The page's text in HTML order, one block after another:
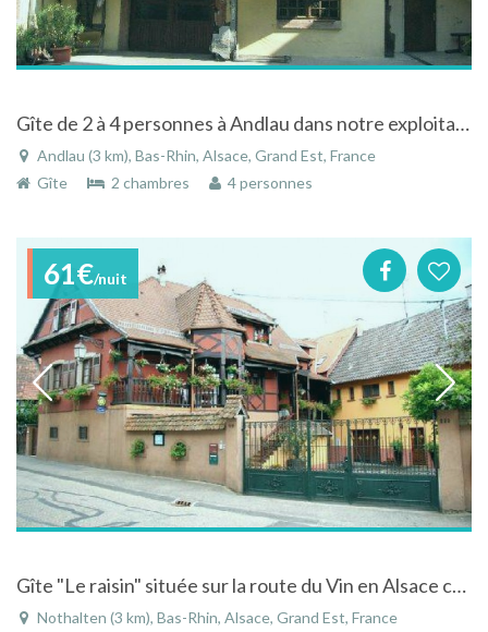
Gîte de 2 à 4 personnes à Andlau dans notre exploitation viticole en Alsace
Andlau (3 km), Bas-Rhin, Alsace, Grand Est, France
Gîte
2 chambres 4 personnes
61€/nuit
Gîte "Le raisin" située sur la route du Vin en Alsace centrale
Nothalten (3 km), Bas-Rhin, Alsace, Grand Est, France